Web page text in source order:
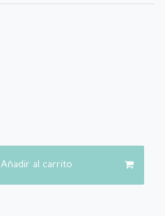
Añadir al carrito